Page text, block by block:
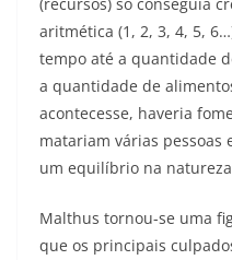
aritmética (1, 2, 3, 4, 5,
tempo até a quantidade
a quantidade de
acontecesse, haveria
matariam várias pessoas
um equilíbrio na
Malthus tornou-se uma
que os principais